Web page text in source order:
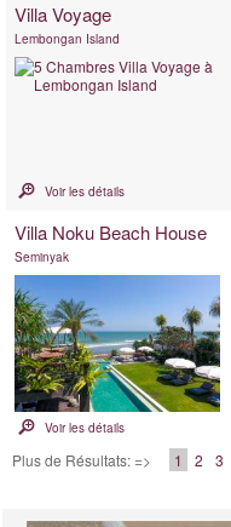
Villa Voyage
Lembongan Island
Voir les détails
Villa Noku Beach House
Seminyak
Voir les détails
Plus de Résultats: => 1 2 3